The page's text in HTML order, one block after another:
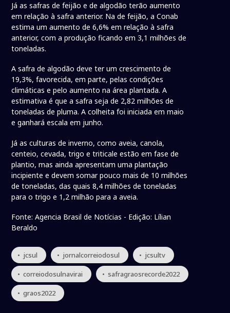
Já as safras de feijão e de algodão terão aumento
em relação à safra anterior. Na de feijão, a Conab
estima um aumento de 6,6% em relação à safra
anterior, com a produção ficando em 3,1 milhões de
toneladas.
A safra de algodão deve ter um crescimento de
19,3%, favorecida, em parte, pelas condições
climáticas e pelo aumento na área plantada. A
estimativa é que a safra seja de 2,82 milhões de
toneladas de pluma. A colheita foi iniciada em maio
e ganhará escala em junho.
Já as culturas de inverno, como aveia, canola,
centeio, cevada, trigo e triticale estão em fase de
plantio, mas ainda apresentam uma plantação
incipiente e devem somar pouco mais de 10 milhões
de toneladas, das quais 8,4 milhões de toneladas
para o trigo e 1,2 milhão para a aveia.
Fonte: Agencia Brasil de Notícias - Edição: Lílian
Beraldo
• jcsul • jornalcorreiodosul • jcsultv
• correiodosulnavirai • safragraosrecorde2022
• graos2022